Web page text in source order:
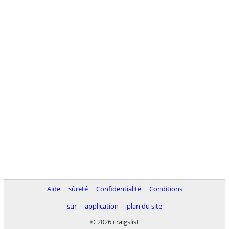
Aide sûreté Confidentialité
Conditions
sur
application
plan du site
© 2026 craigslist